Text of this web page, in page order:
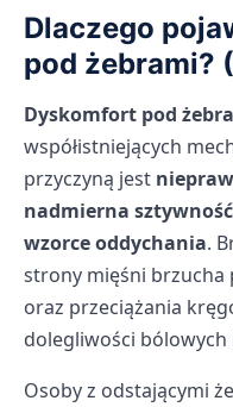
Dlaczego
pod żebrami?
Dyskomfort pod
współistniejących
przyczyną jest
nadmierna
wzorce oddychania.
strony mięśni brzucha
oraz przeciążania
dolegliwości bólowych
Osoby z odstającymi